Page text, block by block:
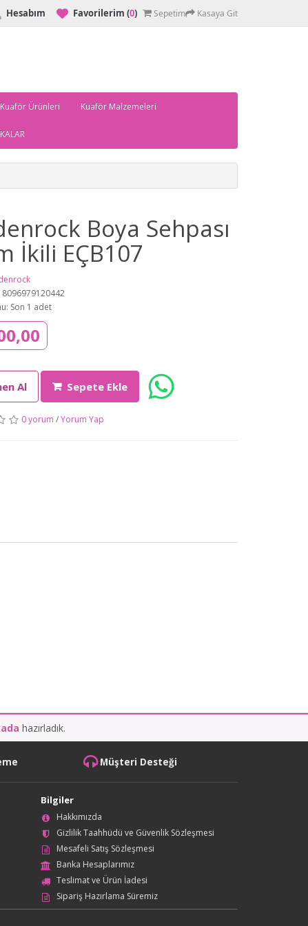
Hesabım Favorilerim (0) Sepetim Kasaya Git
Ürünleri Kuaför Malzemeleri
Boya Sehpası
İkili EÇB107
Son 1 adet
Al Sepete Ekle
0 yorum /Yorum Yap
hazırladık.
Müşteri Desteği
Bilgiler
Hakkımızda
Gizlilik Taahhüdü ve Güvenlik Sözleşmesi
Mesafeli Satış Sözleşmesi
Banka Hesaplarımız
Teslimat ve Ürün İadesi
Sipariş Hazırlama Süremiz